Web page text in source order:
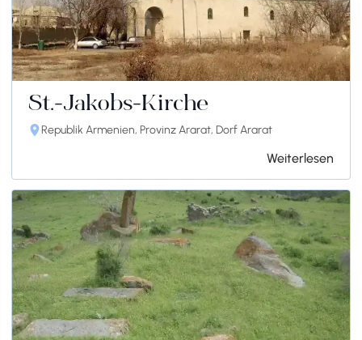
St.-Jakobs-Kirche
Republik Armenien, Provinz Ararat, Dorf Ararat
Weiterlesen